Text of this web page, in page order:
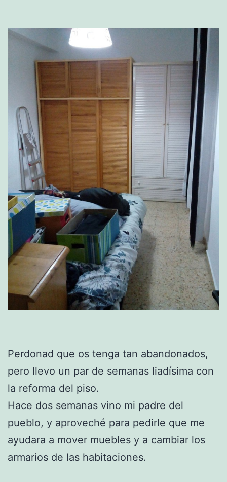
Perdonad que os tenga tan abandonados,
pero llevo un par de semanas liadísima con
la reforma del piso.
Hace dos semanas vino mi padre del
pueblo, y aproveché para pedirle que me
ayudara a mover muebles y a cambiar los
armarios de las habitaciones.